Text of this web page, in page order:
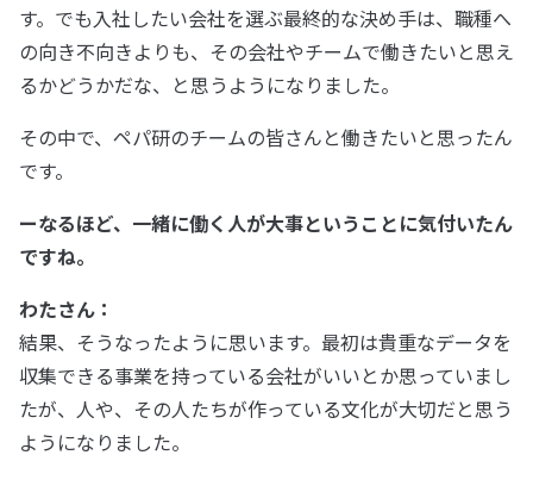
す。でも入社したい会社を選ぶ最終的な決め手は、職種へ
の向き不向きよりも、その会社やチームで働きたいと思え
るかどうかだな、と思うようになりました。
その中で、ペパ研のチームの皆さんと働きたいと思ったん
です。
ーなるほど、一緒に働く人が大事ということに気付いたん
ですね。
わたさん：
結果、そうなったように思います。最初は貴重なデータを
収集できる事業を持っている会社がいいとか思っていまし
たが、人や、その人たちが作っている文化が大切だと思う
ようになりました。